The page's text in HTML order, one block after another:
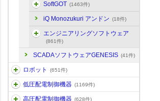
SoftGOT (1463件)
iQ Monozukuri アンドン (18件)
エンジニアリングソフトウェア
(861件)
SCADAソフトウェアGENESIS (41件)
ロボット (651件)
低圧配電制御機器 (1169件)
高圧配電制御機器 (628件)